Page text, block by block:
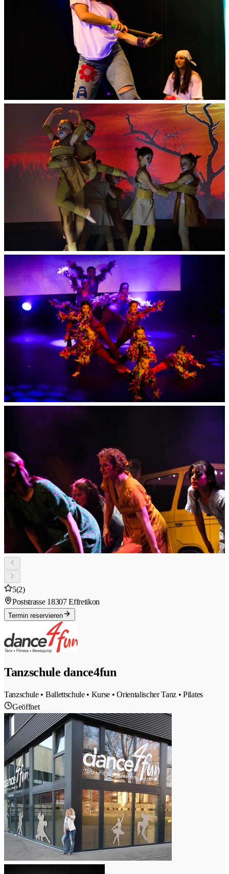
5(2)
Poststrasse 18307 Effretikon
Termin reservieren
Tanzschule dance4fun
Tanzschule • Ballettschule • Kurse • Orientalischer Tanz • Pilates
Geöffnet